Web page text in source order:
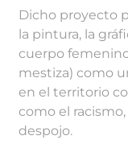
Dicho proyecto
la pintura, la
cuerpo
mestiza) como
en el territorio
como el
despojo.